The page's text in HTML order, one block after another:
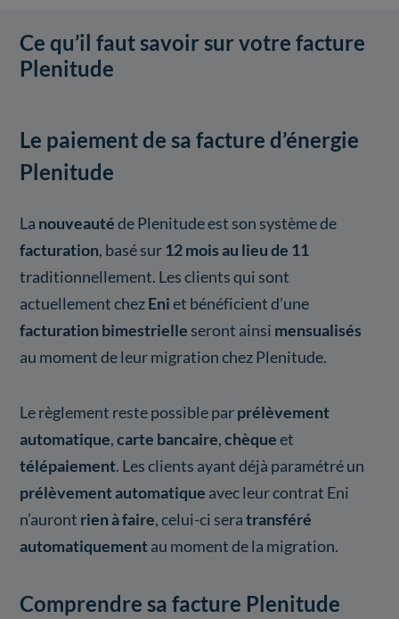
Ce qu’il faut savoir sur votre facture
Plenitude
Le paiement de sa facture d’énergie
Plenitude
La nouveautéde Plenitude est son système de
facturation, basé sur12 mois au lieu de 11
traditionnellement. Les clients qui sont
actuellement chezEniet bénéficient d’une
facturation bimestrielle seront ainsi mensualisés
au moment de leur migration chez Plenitude.
Le règlement reste possible parprélèvement
automatique,carte bancaire,chèqueet
télépaiement. Les clients ayant déjà paramétré un
prélèvement automatique avec leur contrat Eni
n’auront rien à faire, celui-ci seratransféré
automatiquementau moment de la migration.
Comprendre sa facture Plenitude